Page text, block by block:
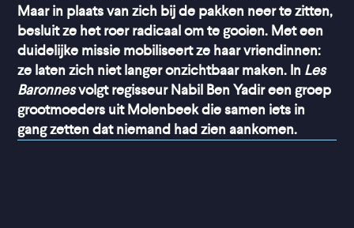
Maar in plaats van zich bij de pakken neer te zitten,
besluit ze het roer radicaal om te gooien. Met een
duidelijke missie mobiliseert ze haar vriendinnen:
ze laten zich niet langer onzichtbaar maken. In Les
Baronnesvolgt regisseur Nabil Ben Yadir een groep
grootmoeders uit Molenbeek die samen iets in
gang zetten dat niemand had zien aankomen.